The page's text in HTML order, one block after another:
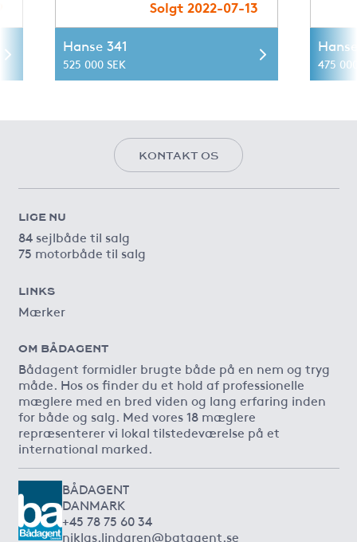
Solgt 2022-07-13
Hanse 341
525 000 SEK 475
KONTAKT OS
LIGE NU
84 sejlbåde til salg
75 motorbåde til salg
LINKS
Mærker
OM BÅDAGENT
Bådagent formidler brugte både på en nem og tryg
måde. Hos os finder du et hold af professionelle
mæglere med en bred viden og lang erfaring inden
for både og salg. Med vores 18 mæglere
repræsenterer vi lokal tilstedeværelse på et
international marked.
BÅDAGENT
DANMARK
+45 78 75 60 34
niklas.lindgren@batagent.se